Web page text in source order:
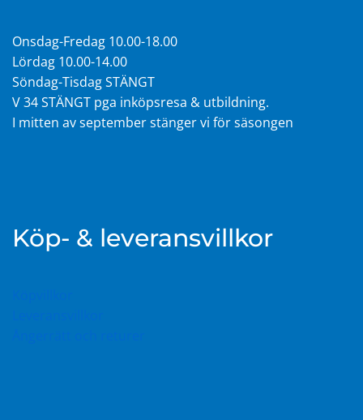
Onsdag-Fredag 10.00-18.00
Lördag 10.00-14.00
Söndag-Tisdag STÄNGT
V 34 STÄNGT pga inköpsresa & utbildning.
I mitten av september stänger vi för säsongen
Köp- & leveransvillkor